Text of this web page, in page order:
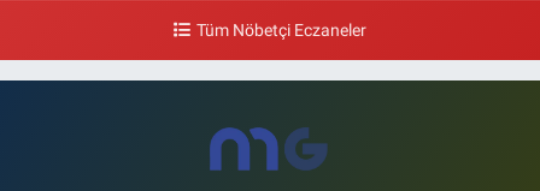
Şenlikköy Mahallesi Eski Halkalı Caddesi 33 Akvaryum Yanı Akua Florya
Tüm Nöbetçi Eczaneler